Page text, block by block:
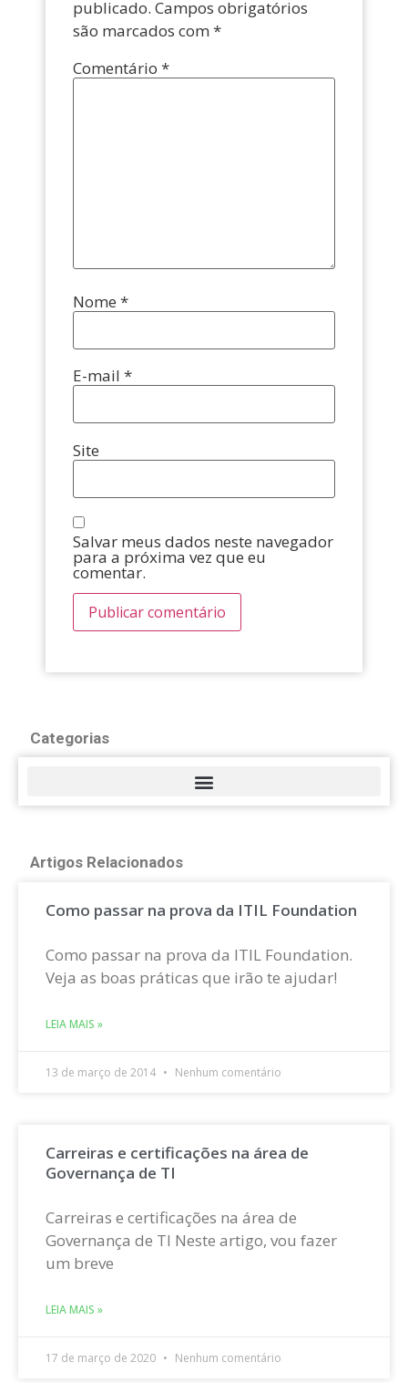
publicado. Campos obrigatórios
são marcados com *
Comentário *
Nome *
E-mail *
Site
Salvar meus dados neste navegador
para a próxima vez que eu
comentar.
Categorias
Artigos Relacionados
Como passar na prova da ITIL Foundation
Como passar na prova da ITIL Foundation.
Veja as boas práticas que irão te ajudar!
LEIA MAIS »
13 de março de 2014 Nenhum comentário
Carreiras e certificações na área de
Governança de TI
Carreiras e certificações na área de
Governança de TI Neste artigo, vou fazer
um breve
LEIA MAIS »
17 de março de 2020 Nenhum comentário